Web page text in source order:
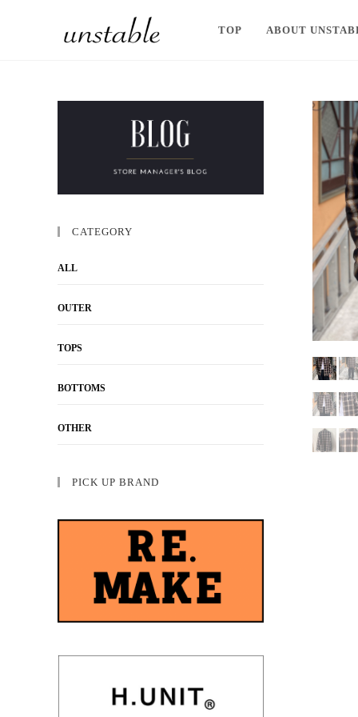
TOP ABOUT
CATEGORY
ALL
OUTER
TOPS
BOTTOMS
OTHER
PICK UP BRAND